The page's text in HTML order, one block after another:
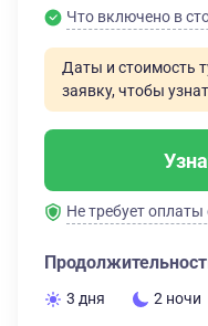
Что включено в
Даты и стоимость
заявку, чтобы
Не требует оплаты
3 дня 2 ночи